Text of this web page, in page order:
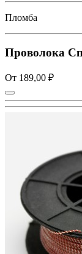
Пломба
Проволока
От 189,00 ₽